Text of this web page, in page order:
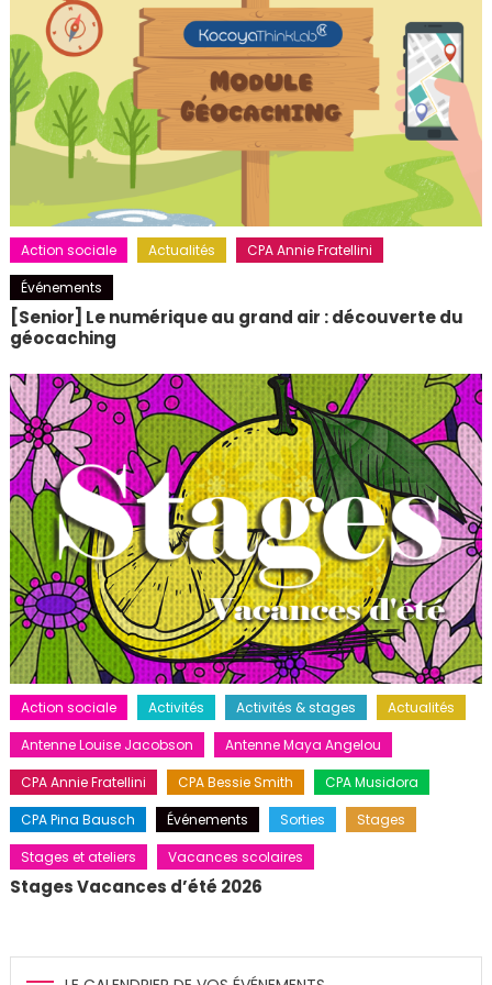
Action sociale Actualités
CPA Annie Fratellini
Événements
[Senior] Le numérique au grand air : découverte du
géocaching
Action sociale Activités Activités & stages
Actualités
Antenne Louise Jacobson
Antenne Maya Angelou
CPA Annie Fratellini
CPA Bessie Smith
CPA Musidora
CPA Pina Bausch
Événements Sorties
Stages
Stages et ateliers
Vacances scolaires
Stages Vacances d’été 2026